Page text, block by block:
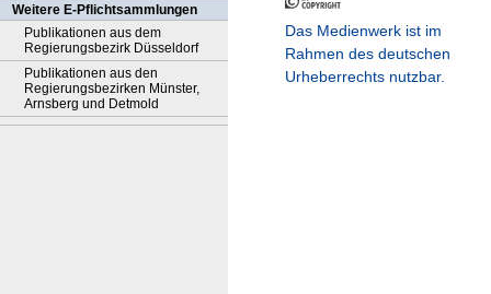
Weitere E-Pflichtsammlungen
Publikationen aus dem
Regierungsbezirk Düsseldorf
Publikationen aus den
Regierungsbezirken Münster,
Arnsberg und Detmold
Das Medienwerk ist im
Rahmen des deutschen
Urheberrechts nutzbar.